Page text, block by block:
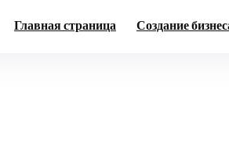
Главная страница Создание